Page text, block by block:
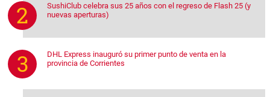
SushiClub celebra sus 25 años con el regreso de Flash 25 (y
nuevas aperturas)
DHL Express inauguró su primer punto de venta en la
provincia de Corrientes